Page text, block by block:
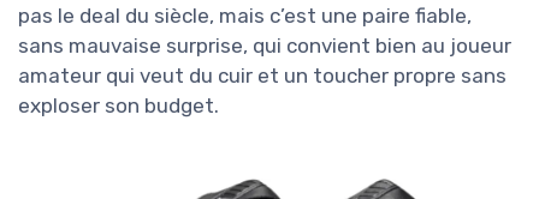
pas le deal du siècle, mais c’est une paire fiable,
sans mauvaise surprise, qui convient bien au joueur
amateur qui veut du cuir et un toucher propre sans
exploser son budget.